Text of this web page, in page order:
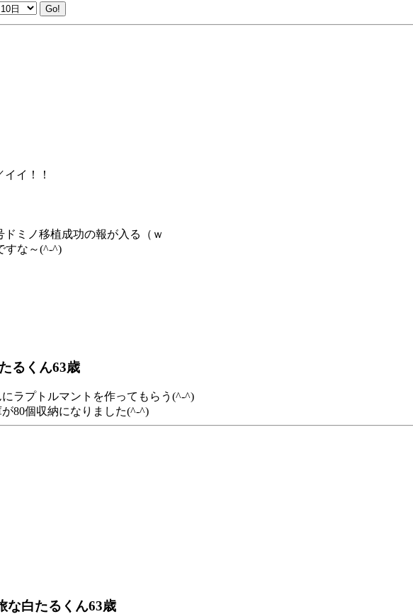
イ！！
ドミノ移植成功の報が入る（ｗ
すな～(^-^)
るくん63歳
ラプトルマントを作ってもらう(^-^)
80個収納になりました(^-^)
な白たるくん63歳